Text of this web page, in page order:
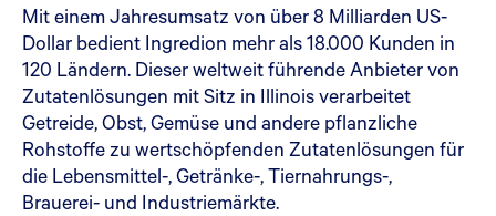
Mit einem Jahresumsatz von über 8 Milliarden US-
Dollar bedient Ingredion mehr als 18.000 Kunden in
120 Ländern. Dieser weltweit führende Anbieter von
Zutatenlösungen mit Sitz in Illinois verarbeitet
Getreide, Obst, Gemüse und andere pflanzliche
Rohstoffe zu wertschöpfenden Zutatenlösungen für
die Lebensmittel-, Getränke-, Tiernahrungs-,
Brauerei- und Industriemärkte.